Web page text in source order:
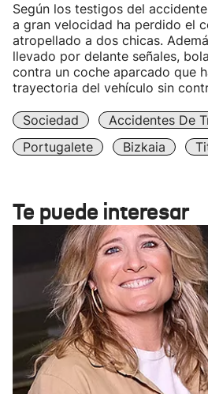
Según los testigos del
a gran velocidad ha perdido el
atropellado a dos chicas.
llevado por delante señales,
contra un coche aparcado que
trayectoria del vehículo sin
Sociedad Accidentes De
Portugalete
Bizkaia
Te puede interesar